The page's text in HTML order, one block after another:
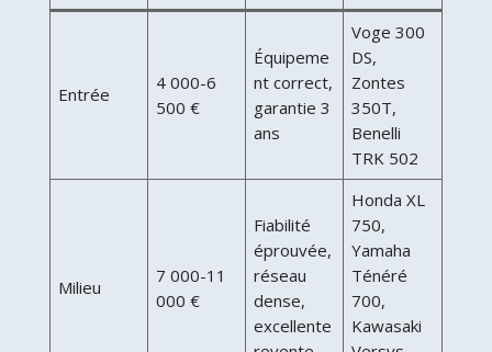
Entrée
4 000-6
500 €
Équipeme
nt correct,
garantie 3
ans
Voge 300
DS,
Zontes
350T,
Benelli
TRK 502
Milieu
7 000-11
000 €
Fiabilité
éprouvée,
réseau
dense,
excellente
Honda XL
750,
Yamaha
Ténéré
700,
Kawasaki